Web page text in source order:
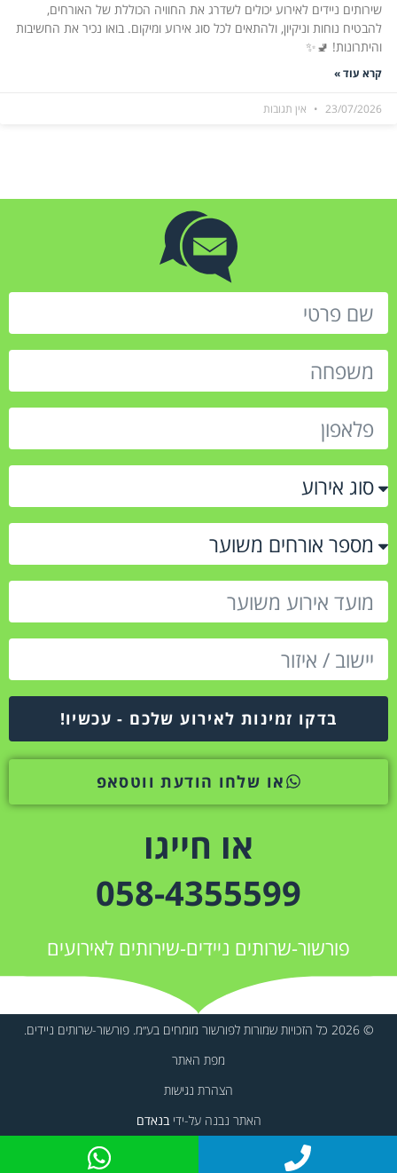
שירותים ניידים לאירוע יכולים לשדרג את החוויה הכוללת של האורחים,
להבטיח נוחות וניקיון, ולהתאים לכל סוג אירוע ומיקום. בואו נכיר את החשיבות
והיתרונות! 🚽✨
קרא עוד »
23/07/2026 אין תגובות
בדקו זמינות לאירוע שלכם - עכשיו!
או שלחו הודעת ווטסאפ
או חייגו
058-4355599
פורשור-שרותים ניידים-שירותים לאירועים
© 2026 כל הזכויות שמורות לפורשור מומחים בע״מ. פורשור-שרותים ניידים.
מפת האתר
הצהרת נגישות
האתר נבנה על-ידיבנאדם